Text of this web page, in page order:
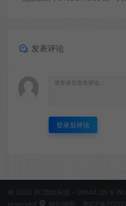
发表评论
登录后评论
© 2020 PC游戏乐园 - GM44.CN &
reserved
网站地图 鲁ICP备